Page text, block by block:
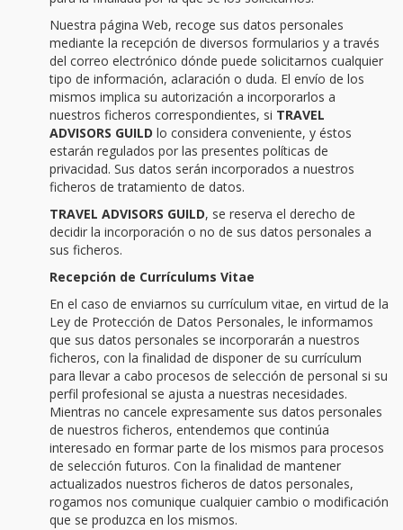
Nuestra página Web, recoge sus datos personales
mediante la recepción de diversos formularios y a través
del correo electrónico dónde puede solicitarnos cualquier
tipo de información, aclaración o duda. El envío de los
mismos implica su autorización a incorporarlos a
nuestros ficheros correspondientes, si TRAVEL
ADVISORS GUILD lo considera conveniente, y éstos
estarán regulados por las presentes políticas de
privacidad. Sus datos serán incorporados a nuestros
ficheros de tratamiento de datos.
TRAVEL ADVISORS GUILD, se reserva el derecho de
decidir la incorporación o no de sus datos personales a
sus ficheros.
Recepción de Currículums Vitae
En el caso de enviarnos su currículum vitae, en virtud de la
Ley de Protección de Datos Personales, le informamos
que sus datos personales se incorporarán a nuestros
ficheros, con la finalidad de disponer de su currículum
para llevar a cabo procesos de selección de personal si su
perfil profesional se ajusta a nuestras necesidades.
Mientras no cancele expresamente sus datos personales
de nuestros ficheros, entendemos que continúa
interesado en formar parte de los mismos para procesos
de selección futuros. Con la finalidad de mantener
actualizados nuestros ficheros de datos personales,
rogamos nos comunique cualquier cambio o modificación
que se produzca en los mismos.